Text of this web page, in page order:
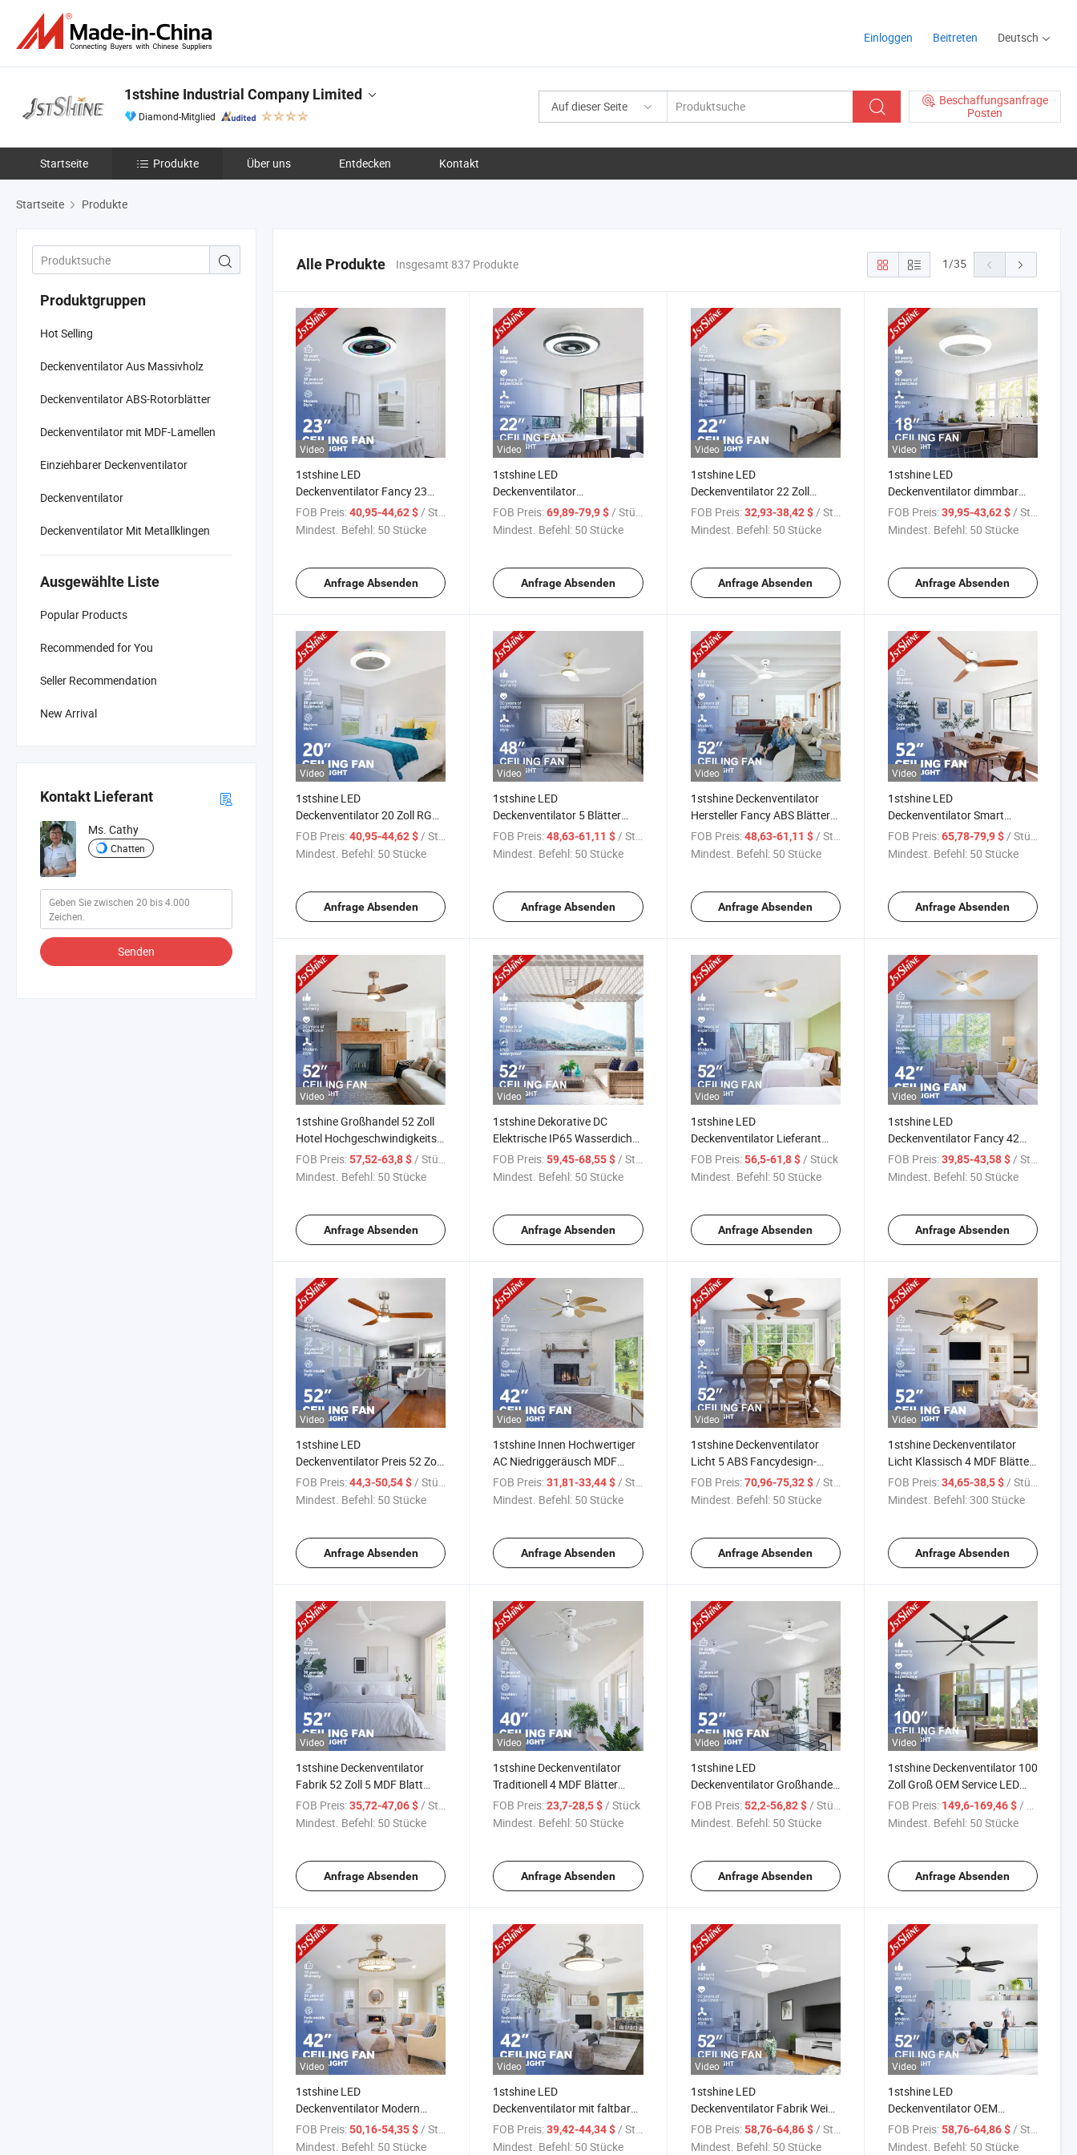
Einloggen Beitreten Deutsch
Auf dieser Seite
Beschaffungsanfrage
Posten
1stshine Industrial Company Limited
Diamond-Mitglied
Startseite Produkte Über uns Entdecken Kontakt
Startseite Produkte
Produktgruppen
Hot Selling
Deckenventilator Aus Massivholz
Deckenventilator ABS-Rotorblätter
Deckenventilator mit MDF-Lamellen
Einziehbarer Deckenventilator
Deckenventilator
Deckenventilator Mit Metallklingen
Ausgewählte Liste
Popular Products
Recommended for You
Seller Recommendation
New Arrival
Kontakt Lieferant
Ms. Cathy
Chatten
Senden
Alle Produkte Insgesamt 837 Produkte 1/35
Video
1stshine LED
Deckenventilator Fancy 23
Zoll RGB Beleuchtung Party
Innen Deckenventilator mit
FOB Preis:40,95-44,62 $/ Stück
Mindest. Befehl: 50 Stücke
Anfrage Absenden
Video
1stshine LED
Deckenventilator
Luftzirkulation Smart APP
Fernbedienung Neuheit Smart
FOB Preis: 69,89-79,9 $/ Stück
Mindest. Befehl: 50 Stücke
Anfrage Absenden
Video
1stshine LED
Deckenventilator 22 Zoll
Sternenhimmel
Lampenschirm Weiß Flush
FOB Preis: 32,93-38,42 $/ Stück
Mindest. Befehl: 50 Stücke
Anfrage Absenden
Video
1stshine LED
Deckenventilator dimmbar
Schlafzimmer 18 Zoll
dekorative Deckenventilatoren
FOB Preis: 39,95-43,62 $/ Stück
Mindest. Befehl: 50 Stücke
Anfrage Absenden
Video
1stshine LED
Deckenventilator 20 Zoll RGB
Mehrfarbiges Licht Versteckte
Blätter Deckenventilator mit
FOB Preis:40,95-44,62 $ / Stück
Mindest. Befehl: 50 Stücke
Anfrage Absenden
Video
1stshine LED
Deckenventilator 5 Blätter
OEM Farbe dimmbares LED
Licht Deckenventilator mit
FOB Preis: 48,63-61,11 $ / Stück
Mindest. Befehl: 50 Stücke
Anfrage Absenden
Video
1stshine Deckenventilator
Hersteller Fancy ABS Blätter
DC Deckenventilator mit Licht
FOB Preis: 48,63-61,11 $ / Stück
Mindest. Befehl: 50 Stücke
Anfrage Absenden
Video
1stshine LED
Deckenventilator Smart
Fernbedienung bürstenloser
Inverter DC Motor niedriger
FOB Preis: 65,78-79,9 $ / Stück
Mindest. Befehl: 50 Stücke
Anfrage Absenden
Video
1stshine Großhandel 52 Zoll
Hotel Hochgeschwindigkeits-
DC-Motor LED Gold
Deckenventilator mit Licht
FOB Preis:57,52-63,8 $ / Stück
Mindest. Befehl: 50 Stücke
Anfrage Absenden
Video
1stshine Dekorative DC
Elektrische IP65 Wasserdichte
Drei ABS Blätter Außen-
Deckenventilator
FOB Preis: 59,45-68,55 $ / Stück
Mindest. Befehl: 50 Stücke
Anfrage Absenden
Video
1stshine LED
Deckenventilator Lieferant
100%DC Motor Smart Home
Deckenventilator mit Licht
FOB Preis: 56,5-61,8 $ / Stück
Mindest. Befehl: 50 Stücke
Anfrage Absenden
Video
1stshine LED
Deckenventilator Fancy 42
Zoll 4 MDF umkehrbare
Blätter Smart Fernbedienung
FOB Preis: 39,85-43,58 $ / Stück
Mindest. Befehl: 50 Stücke
Anfrage Absenden
Video
1stshine LED
Deckenventilator Preis 52 Zoll
6 Geschwindigkeiten
Stromsparender Massivholz
FOB Preis:44,3-50,54 $/ Stück
Mindest. Befehl: 50 Stücke
Anfrage Absenden
Video
1stshine Innen Hochwertiger
AC Niedriggeräusch MDF
Blätter Fernbedienung Holz
Deckenventilator
FOB Preis: 31,81-33,44 $ / Stück
Mindest. Befehl: 50 Stücke
Anfrage Absenden
Video
1stshine Deckenventilator
Licht 5 ABS Fancydesign-
Blätter klassische dekorative
LED-Beleuchtung
FOB Preis: 70,96-75,32 $/ Stück
Mindest. Befehl: 50 Stücke
Anfrage Absenden
Video
1stshine Deckenventilator
Licht Klassisch 4 MDF Blätter
52" Gold Finish Fancyluxus
Deckenventilator mit 4
FOB Preis: 34,65-38,5 $/ Stück
Mindest. Befehl:300 Stücke
Anfrage Absenden
Video
1stshine Deckenventilator
Fabrik 52 Zoll 5 MDF Blatt
dekorativer Deckenventilator
mit Licht und Fernbedienung
FOB Preis:35,72-47,06 $/ Stück
Mindest. Befehl: 50 Stücke
Anfrage Absenden
Video
1stshine Deckenventilator
Traditionell 4 MDF Blätter
110V Drei Geschwindigkeiten
Angenehme Luftkühlung
FOB Preis: 23,7-28,5 $/ Stück
Mindest. Befehl: 50 Stücke
Anfrage Absenden
Video
1stshine LED
Deckenventilator Großhandel
ODM Hochwertige MDF-
Blätter Fernbedienung
FOB Preis: 52,2-56,82 $/ Stück
Mindest. Befehl: 50 Stücke
Anfrage Absenden
Video
1stshine Deckenventilator 100
Zoll Groß OEM Service LED
Lampe Fernbedienung
Schwarzer Deckenventilator
FOB Preis: 149,6-169,46 $/ Stück
Mindest. Befehl: 50 Stücke
Anfrage Absenden
Video
1stshine LED
Deckenventilator Modern
Europäisch Hochwertige
Fernbedienung 3 ABS
FOB Preis:50,16-54,35 $ / Stück
Mindest. Befehl: 50 Stücke
Video
1stshine LED
Deckenventilator mit faltbaren
Blättern 42 Zoll Satin Nickel
LED Licht Rückziehbarer
FOB Preis: 39,42-44,34 $ / Stück
Mindest. Befehl: 50 Stücke
Video
1stshine LED
Deckenventilator Fabrik Weiße
Blätter Leise 52 Zoll ABS
Deckenventilator mit LED
FOB Preis: 58,76-64,86 $ / Stück
Mindest. Befehl: 50 Stücke
Video
1stshine LED
Deckenventilator OEM
Verlängerungsstange
Schwarze ABS Blätter 6
FOB Preis: 58,76-64,86 $ / Stück
Mindest. Befehl: 50 Stücke